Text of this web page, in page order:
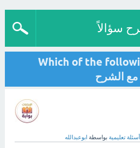
سؤالاً
Which of the
أسئلة تعليمية بواسطة ابوعبدالله